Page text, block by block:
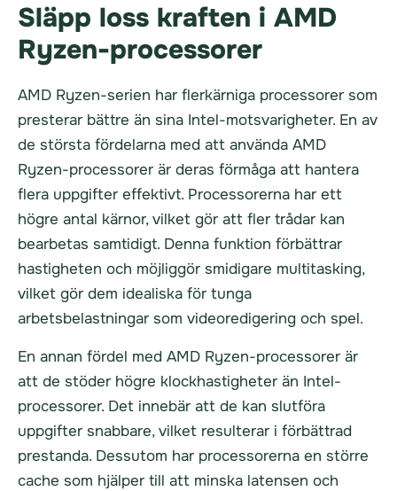
Släpp loss kraften i AMD
Ryzen-processorer
AMD Ryzen-serien har flerkärniga processorer som
presterar bättre än sina Intel-motsvarigheter. En av
de största fördelarna med att använda AMD
Ryzen-processorer är deras förmåga att hantera
flera uppgifter effektivt. Processorerna har ett
högre antal kärnor, vilket gör att fler trådar kan
bearbetas samtidigt. Denna funktion förbättrar
hastigheten och möjliggör smidigare multitasking,
vilket gör dem idealiska för tunga
arbetsbelastningar som videoredigering och spel.
En annan fördel med AMD Ryzen-processorer är
att de stöder högre klockhastigheter än Intel-
processorer. Det innebär att de kan slutföra
uppgifter snabbare, vilket resulterar i förbättrad
prestanda. Dessutom har processorerna en större
cache som hjälper till att minska latensen och